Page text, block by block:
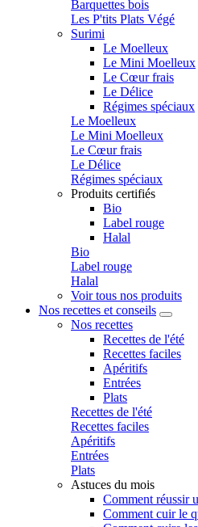
Barquettes bois
Les P'tits Plats Végé
Surimi
Le Moelleux
Le Mini Moelleux
Le Cœur frais
Le Délice
Régimes spéciaux
Le Moelleux
Le Mini Moelleux
Le Cœur frais
Le Délice
Régimes spéciaux
Produits certifiés
Bio
Label rouge
Halal
Bio
Label rouge
Halal
Voir tous nos produits
Nos recettes et conseils
Nos recettes
Recettes de l'été
Recettes faciles
Apéritifs
Entrées
Plats
Recettes de l'été
Recettes faciles
Apéritifs
Entrées
Plats
Astuces du mois
Comment réussir
Comment cuir le